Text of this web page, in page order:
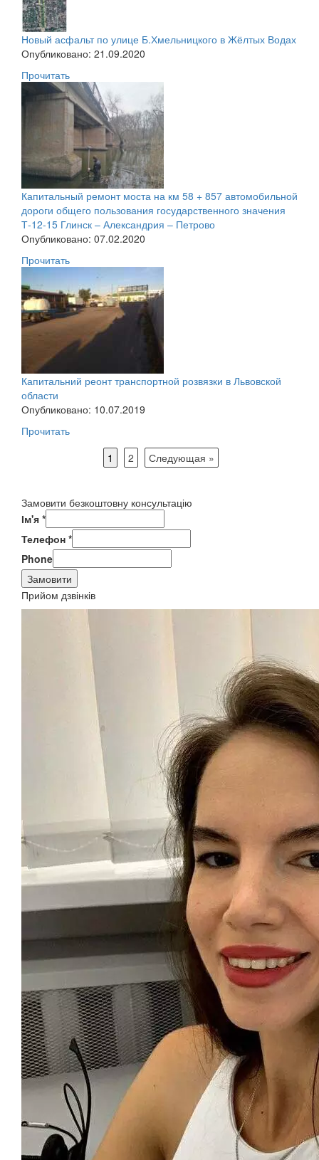
Новый асфальт по улице Б.Хмельницкого в Жёлтых Водах
Опубликовано: 21.09.2020
Прочитать
Капитальный ремонт моста на км 58 + 857 автомобильной
дороги общего пользования государственного значения
Т-12-15 Глинск – Александрия – Петрово
Опубликовано: 07.02.2020
Прочитать
Капитальний реонт транспортной розвязки в Львовской
области
Опубликовано: 10.07.2019
Прочитать
1
2 Следующая »
Замовити безкоштовну консультацію
Ім'я *
Телефон *
Phone
Замовити
Прийом дзвінків